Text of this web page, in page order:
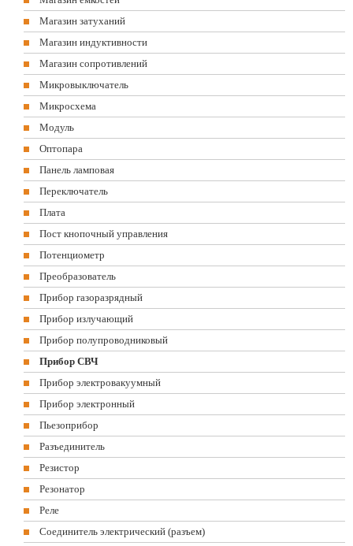
Магазин затуханий
Магазин индуктивности
Магазин сопротивлений
Микровыключатель
Микросхема
Модуль
Оптопара
Панель ламповая
Переключатель
Плата
Пост кнопочный управления
Потенциометр
Преобразователь
Прибор газоразрядный
Прибор излучающий
Прибор полупроводниковый
Прибор СВЧ
Прибор электровакуумный
Прибор электронный
Пьезоприбор
Разъединитель
Резистор
Резонатор
Реле
Соединитель электрический (разъем)